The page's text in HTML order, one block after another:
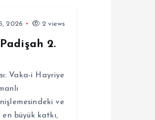
2026 2 views
2.
Vaka-i Hayriye
ve
büyük katkı,